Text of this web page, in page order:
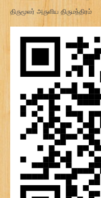
திருமூலர் அருளிய திருமந்திரம்